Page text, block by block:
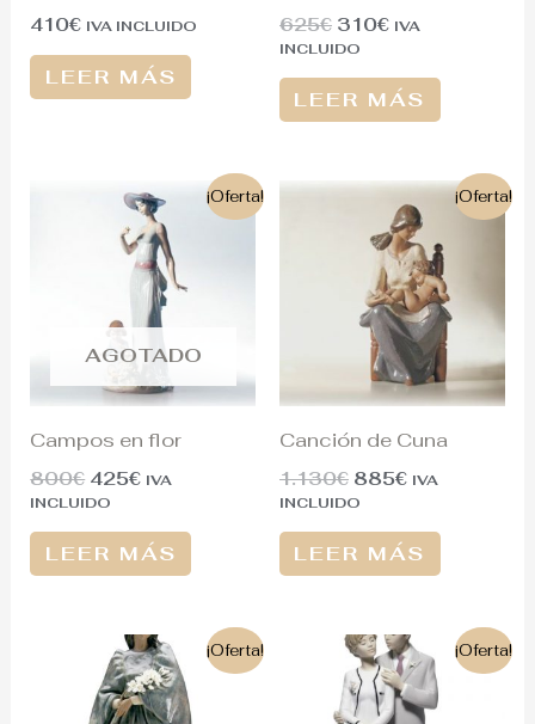
410€ IVA INCLUIDO
LEER MÁS
625€ 310€ IVA
INCLUIDO
LEER MÁS
¡Oferta!
AGOTADO
Campos en flor
800€
precio
original
era:
800€.
425€
El
precio
actual
es:
425€.
IVA
INCLUIDO
LEER MÁS
¡Oferta!
Canción de Cuna
1.130€
El
precio
original
era:
1.130€.
885€
El
precio
actual
es:
885€.
IVA
INCLUIDO
LEER MÁS
¡Oferta!
El
precio
original
era:
El
precio
actual
es:
¡Oferta!
El
precio
original
era:
El
precio
actual
es: